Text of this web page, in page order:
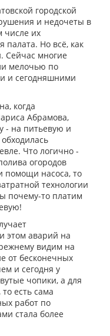
городской
и недочеты в
числе их
палата. Но всё, как
Сейчас многие
мелочью по
и сегодняшними
когда
Абрамова,
- на питьевую и
Что логично -
огородов
помощи насоса, то
технологии
почему-то платим
этом аварий на
видим на
от бесконечных
и сегодня у
чопики, а для
есть сама
работ по
стала более